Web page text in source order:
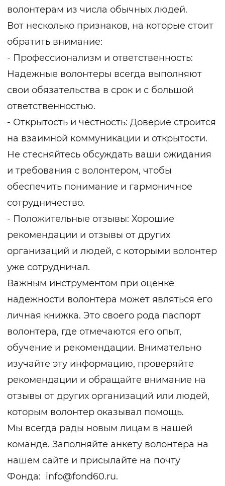
волонтерам из числа обычных людей.
Вот несколько признаков, на которые стоит
обратить внимание:
- Профессионализм и ответственность:
Надежные волонтеры всегда выполняют
свои обязательства в срок и с большой
ответственностью.
- Открытость и честность: Доверие строится
на взаимной коммуникации и открытости.
Не стесняйтесь обсуждать ваши ожидания
и требования с волонтером, чтобы
обеспечить понимание и гармоничное
сотрудничество.
- Положительные отзывы: Хорошие
рекомендации и отзывы от других
организаций и людей, с которыми волонтер
уже сотрудничал.
Важным инструментом при оценке
надежности волонтера может являться его
личная книжка. Это своего рода паспорт
волонтера, где отмечаются его опыт,
обучение и рекомендации. Внимательно
изучайте эту информацию, проверяйте
рекомендации и обращайте внимание на
отзывы от других организаций или людей,
которым волонтер оказывал помощь.
Мы всегда рады новым лицам в нашей
команде. Заполняйте анкету волонтера на
нашем сайте и присылайте на почту
Фонда: info@fond60.ru.